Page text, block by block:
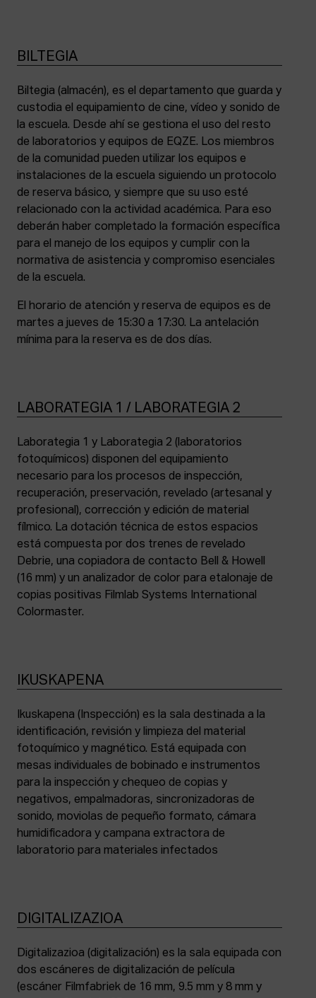
BILTEGIA
Biltegia (almacén), es el departamento que guarda y
custodia el equipamiento de cine, vídeo y sonido de
la escuela. Desde ahí se gestiona el uso del resto
de laboratorios y equipos de EQZE. Los miembros
de la comunidad pueden utilizar los equipos e
instalaciones de la escuela siguiendo un protocolo
de reserva básico, y siempre que su uso esté
relacionado con la actividad académica. Para eso
deberán haber completado la formación específica
para el manejo de los equipos y cumplir con la
normativa de asistencia y compromiso esenciales
de la escuela.
El horario de atención y reserva de equipos es de
martes a jueves de 15:30 a 17:30. La antelación
mínima para la reserva es de dos días.
LABORATEGIA 1 / LABORATEGIA 2
Laborategia 1 y Laborategia 2 (laboratorios
fotoquímicos) disponen del equipamiento
necesario para los procesos de inspección,
recuperación, preservación, revelado (artesanal y
profesional), corrección y edición de material
fílmico. La dotación técnica de estos espacios
está compuesta por dos trenes de revelado
Debrie, una copiadora de contacto Bell & Howell
(16 mm) y un analizador de color para etalonaje de
copias positivas Filmlab Systems International
Colormaster.
IKUSKAPENA
Ikuskapena (Inspección) es la sala destinada a la
identificación, revisión y limpieza del material
fotoquímico y magnético. Está equipada con
mesas individuales de bobinado e instrumentos
para la inspección y chequeo de copias y
negativos, empalmadoras, sincronizadoras de
sonido, moviolas de pequeño formato, cámara
humidificadora y campana extractora de
laboratorio para materiales infectados
DIGITALIZAZIOA
Digitalizazioa (digitalización) es la sala equipada con
dos escáneres de digitalización de película
(escáner Filmfabriek de 16 mm, 9.5 mm y 8 mm y